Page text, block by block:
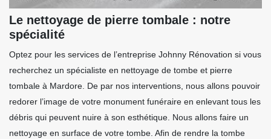
Le nettoyage de pierre tombale : notre
spécialité
Optez pour les services de l’entreprise Johnny Rénovation si vous
recherchez un spécialiste en nettoyage de tombe et pierre
tombale à Mardore. De par nos interventions, nous allons pouvoir
redorer l’image de votre monument funéraire en enlevant tous les
débris qui peuvent nuire à son esthétique. Nous allons faire un
nettoyage en surface de votre tombe. Afin de rendre la tombe